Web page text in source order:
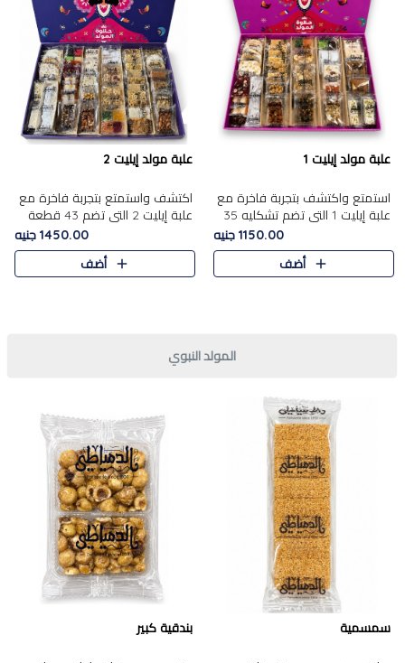
علبة مولد إيليت 1
استمتع واكتشف بتجربة فاخرة مع
علبة إيليت 1 التي تضم تشكليه 35
قطعة من أرقى حلويات المولد
المصري الأصيلة ,معروضة بشكل
جميل في علبة أنيقة ، في..
1150.00 جنيه
أضف
علبة مولد إيليت 2
اكتشف واستمتع بتجربة فاخرة مع
علبة إيليت 2 التي تضم 43 قطعة
تشكيلة من أرقى حلويات المولد
الشرقية المصرية الأصيلة ,معروضة
بشكل جميل في علبة أ..
1450.00 جنيه
أضف
المولد النبوي
سمسمية بندقية كبير